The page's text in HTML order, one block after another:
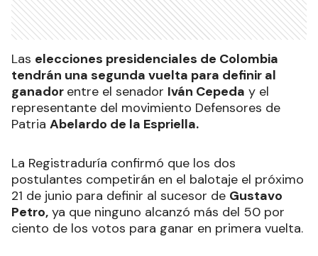
Las elecciones presidenciales de Colombia
tendrán una segunda vuelta para definir al
ganador entre el senador Iván Cepeda y el
representante del movimiento Defensores de
Patria Abelardo de la Espriella.
La Registraduría confirmó que los dos
postulantes competirán en el balotaje el próximo
21 de junio para definir al sucesor de Gustavo
Petro, ya que ninguno alcanzó más del 50 por
ciento de los votos para ganar en primera vuelta.